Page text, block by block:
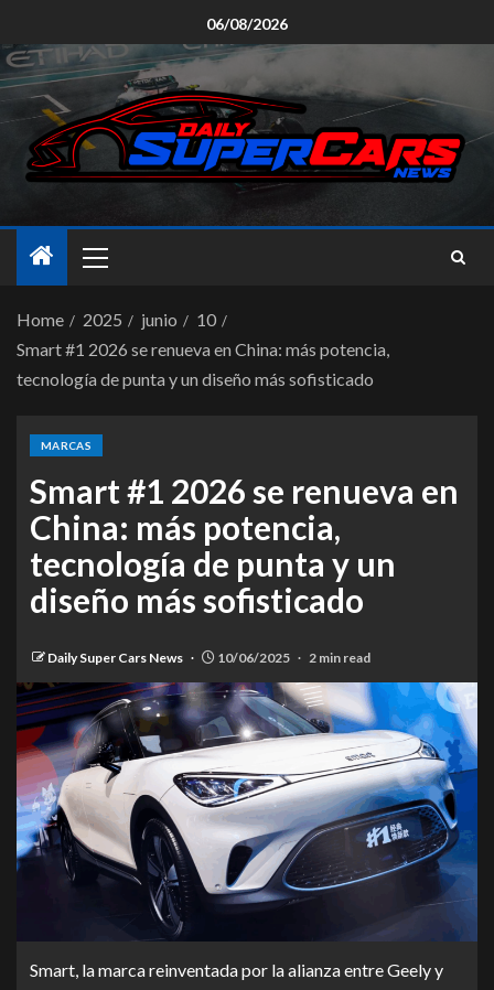
06/08/2026
Home 2025 junio
10
Smart #1 2026 se renueva en China: más potencia,
tecnología de punta y un diseño más sofisticado
MARCAS
Smart #1 2026 se renueva en
China: más potencia,
tecnología de punta y un
diseño más sofisticado
Daily Super Cars News 10/06/2025 2 min read
Smart, la marca reinventada por la alianza entre Geely y